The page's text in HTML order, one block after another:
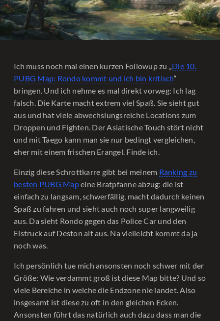
Ich muss noch mal einen kurzen Followup zu „Die 10.
PUBG Map: Rondo kommt und ich bin kritisch“
bringen. Und ich nehme es mal direkt vorweg: Ich lag
falsch. Die Karte macht extrem viel Spaß. Sie sieht gut
aus und hat viele abwechslungsreiche Locations zum
Droppen und Fighten. Der Asiatische Touch stört nicht
und mit Taego kann man sie nur bedingt vergleichen,
eher mit einem frischen Erangel. Finde ich.
Einzig diese Schrottkarre gibt bei meinem Ranking zu
besten PUBG Mapeine Bratpfanne abzug: die ist
einfach zu langsam, schwerfällig, macht dadurch keinen
Spaß zu fahren und sieht auch noch super langweilig
aus. Da sieht Rondo gegen das Police Car und den
Eistruck auf Deston alt aus. Na vielleicht kommt da ja
noch was.
Ich persönlich tue mich ansonsten noch schwer mit der
Größe: Wie verdammt groß ist diese Map bitte? Und so
viele Bereiche in welche die Endzone nie landet. Also
insgesamt ist diese zu oft in den gleichen Ecken.
Ansonsten führt das natürlich auch dazu dass man die